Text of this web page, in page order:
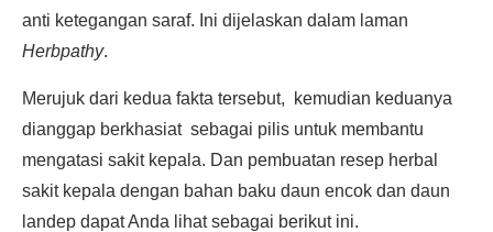
anti ketegangan saraf. Ini dijelaskan dalam laman
Herbpathy.
Merujuk dari kedua fakta tersebut, kemudian keduanya
dianggap berkhasiat sebagai pilis untuk membantu
mengatasi sakit kepala. Dan pembuatan resep herbal
sakit kepala dengan bahan baku daun encok dan daun
landep dapat Anda lihat sebagai berikut ini.